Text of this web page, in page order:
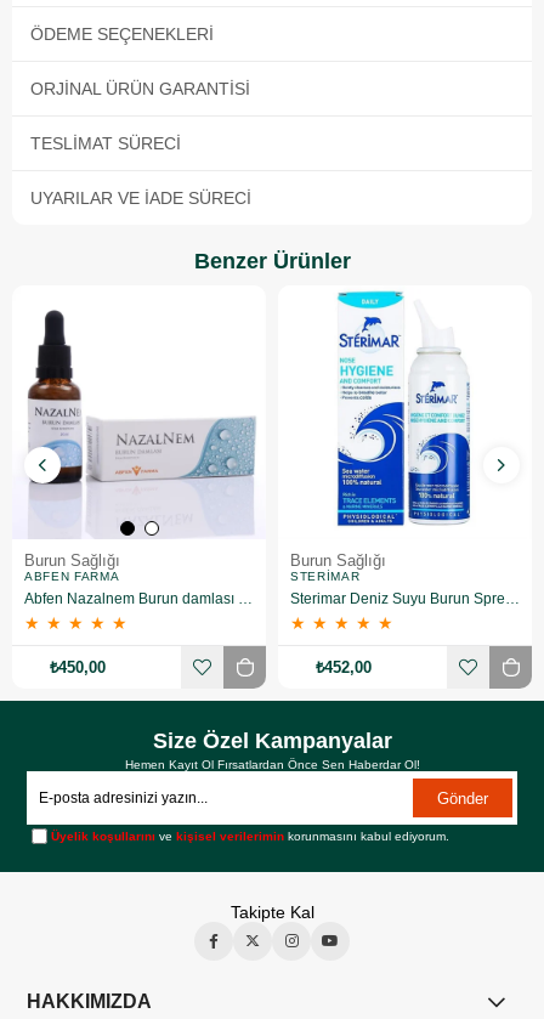
ÖDEME SEÇENEKLERI
ORJINAL ÜRÜN GARANTISI
TESLIMAT SÜRECI
UYARILAR VE İADE SÜRECI
Benzer Ürünler
Burun Sağlığı
ABFEN FARMA
Abfen Nazalnem Burun damlası 30 ml
★ ★ ★ ★ ★
₺450,00
Burun Sağlığı
STERIMAR
Sterimar Deniz Suyu Burun Spreyi 100 ML
★ ★ ★ ★ ★
₺452,00
Size Özel Kampanyalar
Hemen Kayıt Ol Fırsatlardan Önce Sen Haberdar Ol!
Gönder
Üyelik koşullarını vekişisel verilerimin korunmasını kabul ediyorum.
Takipte Kal
HAKKIMIZDA